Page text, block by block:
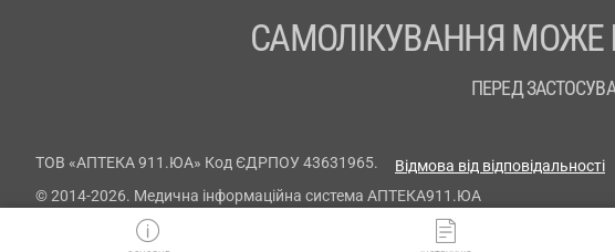
САМОЛІКУВАННЯ МОЖЕ
ПЕРЕД
ТОВ «АПТЕКА 911.ЮА» Код ЄДРПОУ 43631965.
Відмова від відповідальності
© 2014-2026. Медична інформаційна система АПТЕКА911.ЮА